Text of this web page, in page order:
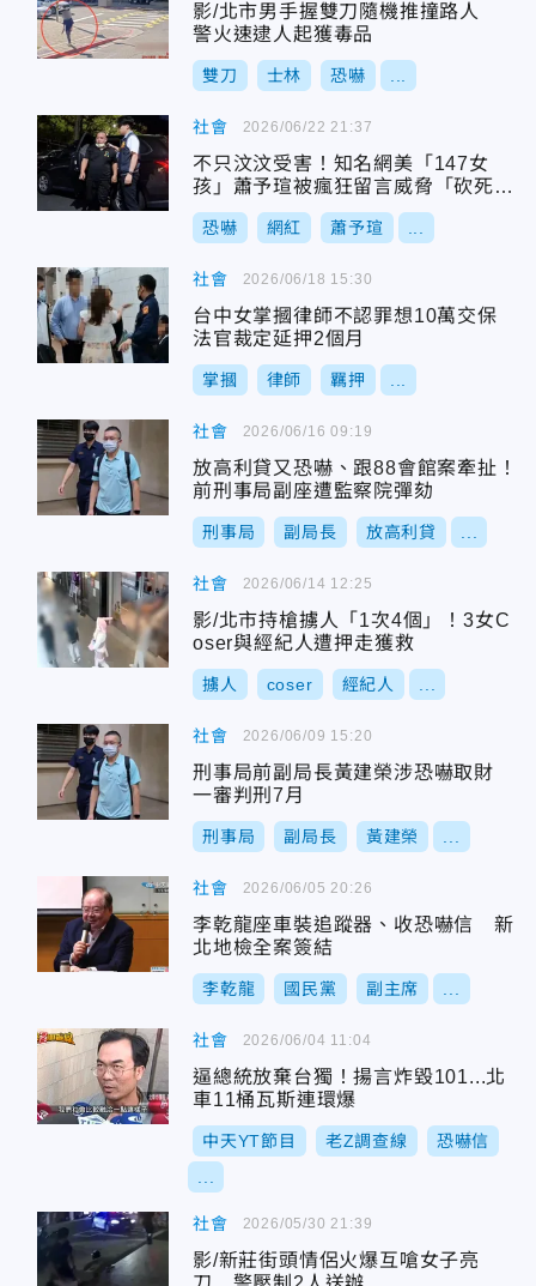
影/北市男手握雙刀隨機推撞路人
警火速逮人起獲毒品
雙刀 士林 恐嚇
社會
不只汶汶受害！知名網美「147女
孩」蕭予瑄被瘋狂留言威脅「砍死
妳」 警火速逮人
恐嚇 網紅 蕭予瑄
2026/06/22 21:37
社會
台中女掌摑律師不認罪想10萬交保
法官裁定延押2個月
掌摑 律師 羈押
2026/06/18 15:30
社會
放高利貸又恐嚇、跟88會館案牽扯！
前刑事局副座遭監察院彈劾
刑事局 副局長 放高利貸
2026/06/16 09:19
社會
影/北市持槍擄人「1次4個」！3女C
oser與經紀人遭押走獲救
擄人 coser 經紀人
2026/06/14 12:25
社會
刑事局前副局長黃建榮涉恐嚇取財
一審判刑7月
刑事局 副局長 黃建榮
2026/06/09 15:20
社會
李乾龍座車裝追蹤器、收恐嚇信 新
北地檢全案簽結
李乾龍 國民黨 副主席
2026/06/05 20:26
社會
逼總統放棄台獨！揚言炸毀101...北
車11桶瓦斯連環爆
中天YT節目 老Z調查線 恐嚇信
2026/06/04 11:04
社會
影/新莊街頭情侶火爆互嗆女子亮
2026/05/30 21:39